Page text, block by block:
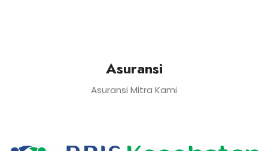
Asuransi
Asuransi Mitra Kami